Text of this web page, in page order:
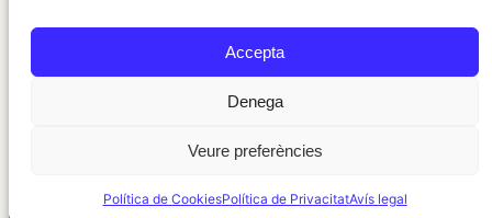
Accepta
Denega
Veure preferències
Política de CookiesPolítica de PrivacitatAvís legal
Informació local, clara i propera ·Accés administració